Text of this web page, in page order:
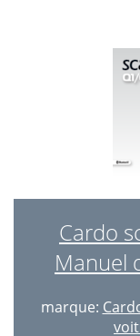
Cardo
Manuel
marque: